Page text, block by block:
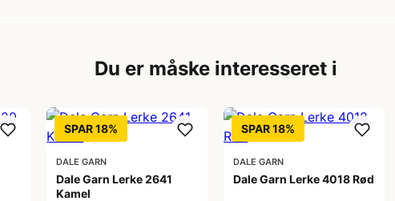
Du er måske interesseret i
SPAR 18%
DALE GARN
Dale Garn Lerke 2641
Kamel
SPAR 18%
DALE GARN
Dale Garn Lerke 4018 Rød